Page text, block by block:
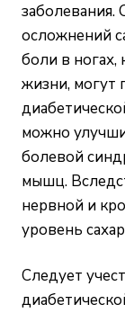
осложнений
боли в
жизни, могут
можно
болевой
мышц.
нервной и
уровень
Следует